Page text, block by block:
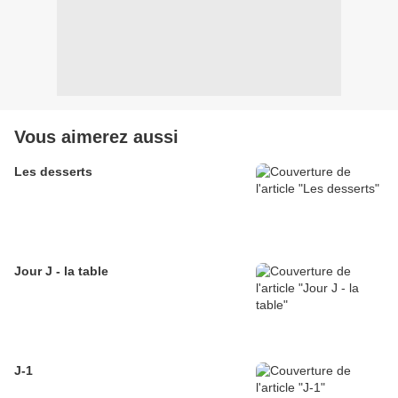
Vous aimerez aussi
Les desserts
Jour J - la table
J-1